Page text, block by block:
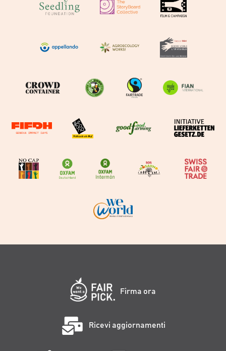
Firma ora
Ricevi aggiornamenti